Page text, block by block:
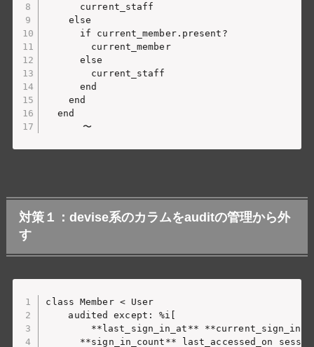
      current_staff
    else
      if current_member.present?
        current_member
      else
        current_staff
      end
    end
  end
対策１：devise系のカラムをauditの管理から外
す
class Member < User
**sign_in_count** last_accessed_on